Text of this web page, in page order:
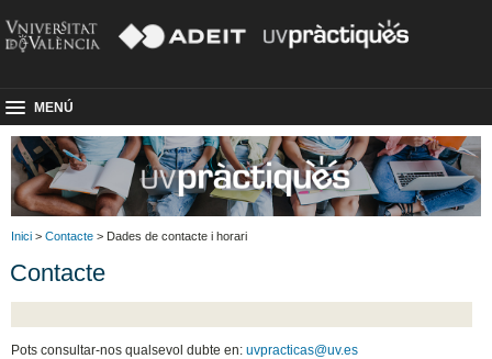
MENÚ
Inici > Contacte > Dades de contacte i horari
Contacte
Pots consultar-nos qualsevol dubte en:uvpracticas@uv.es